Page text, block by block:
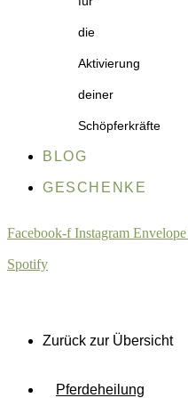
die
Aktivierung
deiner
Schöpferkräfte
BLOG
GESCHENKE
Facebook-f Instagram Envelope
Spotify
Zurück zur Übersicht
Pferdeheilung